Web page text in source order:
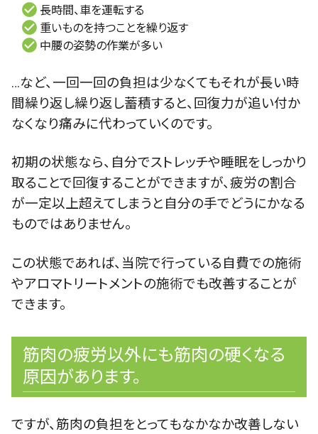
長時間、車を運転する
重いものを持つことを繰り返す
中腰の姿勢の作業が多い
…など、一回一回の負担は少なくてもそれが長い時
間繰り返し繰り返し蓄積すると、回復力が追い付か
なくなり痛みに代わっていくのです。
初期の状態なら、自分でストレッチや睡眠をしっかり
取ることで回復することができますが、疲労の割合
が一定以上超えてしまうと自分の手でどうにかなる
ものではありません。
この状態であれば、当院で行っている自費での施術
やアロマトリートメントの施術でも改善することが
できます。
筋肉の疲労以外にも筋肉の硬くなる
原因があります。
ですが、筋肉の負担をとってもなかなか改善しない